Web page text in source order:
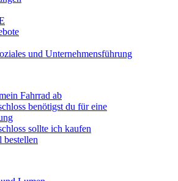
und Unternehmensführung
Fahrrad ab
benötigst du für eine
sollte ich kaufen
bestellen